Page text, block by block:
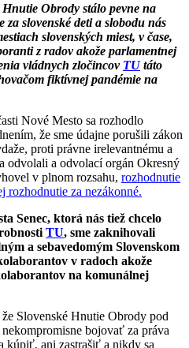
Obrody stálo pevne na
slovenské deti a slobodu nás
slovenských miest, v čase,
z radov akože parlamentnej
vládnych zločincov TUtáto
fiktívnej pandémie na
Nové Mesto sa rozhodlo
že sme údajne porušili zákon
proti právne irelevantnému a
odvolali a odvolací orgán Okresný
v plnom rozsahu, rozhodnutie
rozhodnutie za nezákonné.
Senec, ktorá nás tiež chcelo
TU, sme zaknihovali
a sebavedomým Slovenskom
v radoch akože
na komunálnej
Slovenské Hnutie Obrody pod
bojovať za práva
kúpiť, ani zastrašiť a nikdy sa